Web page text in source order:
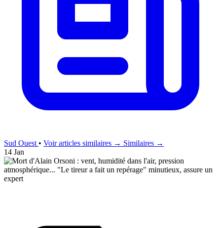
Sud Ouest • Voir articles similaires → Similaires →
14 Jan